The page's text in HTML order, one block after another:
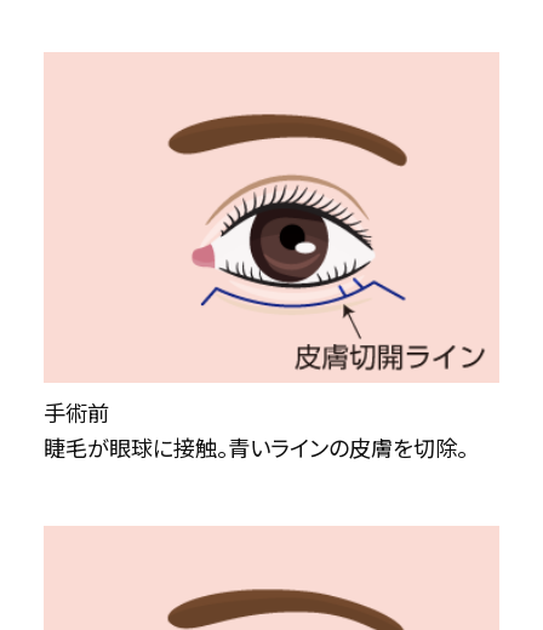
手術前
睫毛が眼球に接触。青いラインの皮膚を切除。